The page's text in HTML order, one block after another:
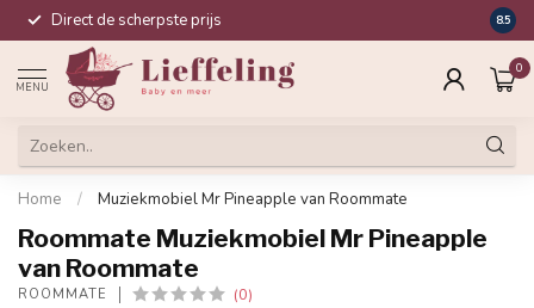
Direct de scherpste prijs 8.5
MENU
0
Home / Muziekmobiel Mr Pineapple van Roommate
Roommate Muziekmobiel Mr Pineapple
van Roommate
ROOMMATE (0)